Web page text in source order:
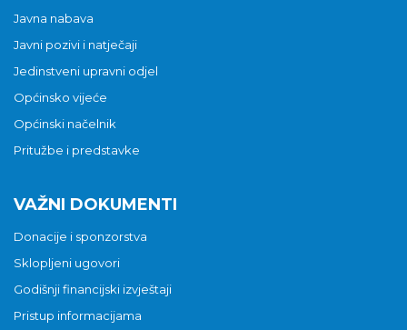
Javna nabava
Javni pozivi i natječaji
Jedinstveni upravni odjel
Općinsko vijeće
Općinski načelnik
Pritužbe i predstavke
VAŽNI DOKUMENTI
Donacije i sponzorstva
Sklopljeni ugovori
Godišnji financijski izvještaji
Pristup informacijama